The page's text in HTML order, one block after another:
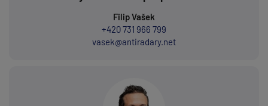
Filip Vašek
+420 731 966 799
vasek@antiradary.net